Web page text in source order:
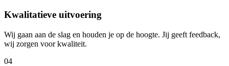
Kwalitatieve uitvoering
Wij gaan aan de slag en houden je op de hoogte. Jij geeft feedback,
wij zorgen voor kwaliteit.
04